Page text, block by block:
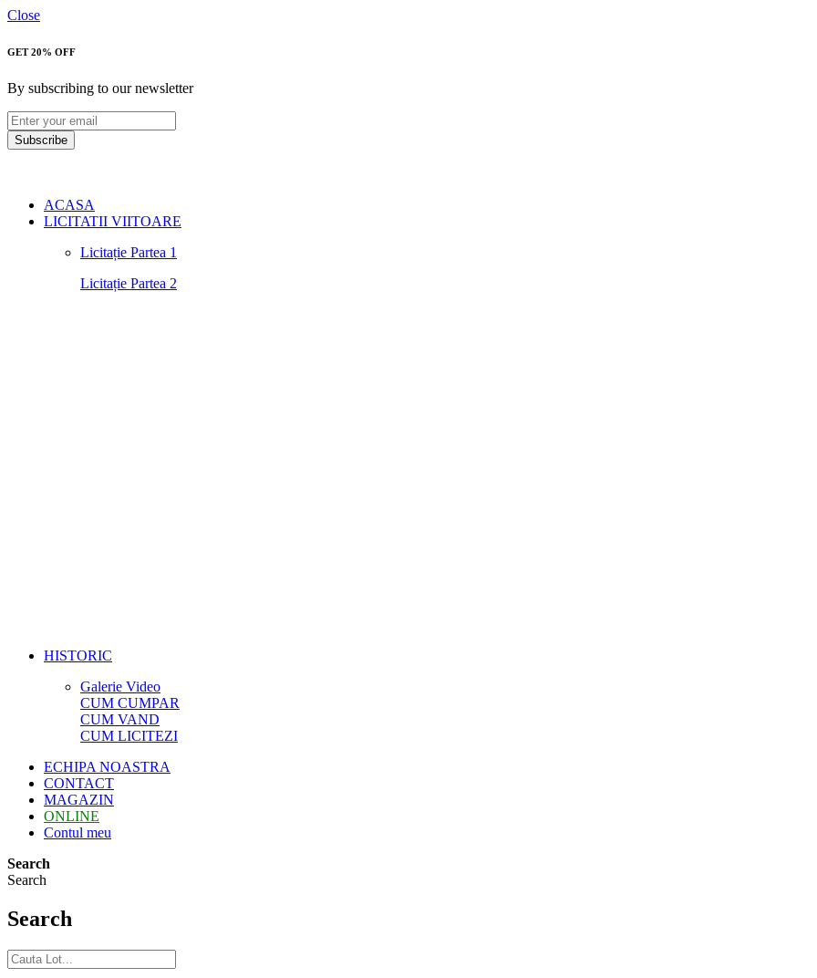
Close
GET 20% OFF
By subscribing to our newsletter
Subscribe
ACASA
LICITATII VIITOARE
Licitație Partea 1
Licitație Partea 2
HISTORIC
Galerie Video
CUM CUMPAR
CUM VAND
CUM LICITEZI
ECHIPA NOASTRA
CONTACT
MAGAZIN
ONLINE
Contul meu
Search
Search
Search